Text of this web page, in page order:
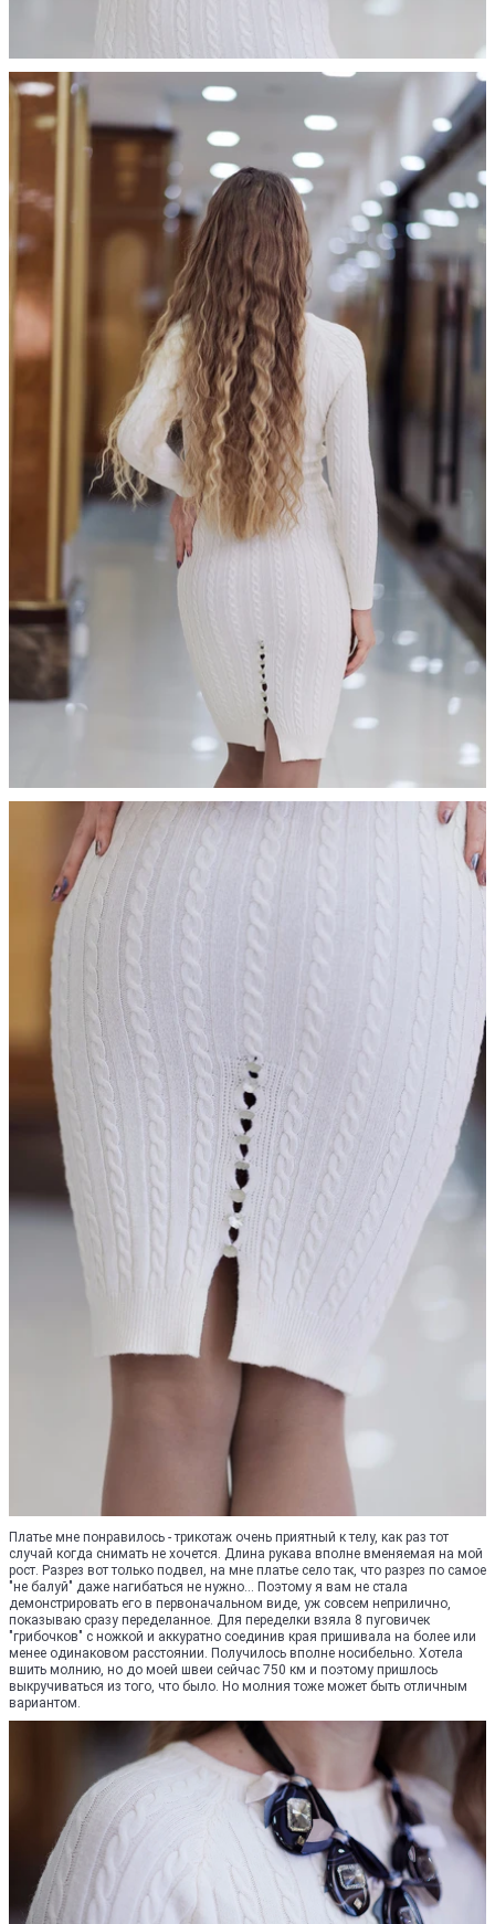
Платье мне понравилось - трикотаж очень приятный к телу, как раз тот
случай когда снимать не хочется. Длина рукава вполне вменяемая на мой
рост. Разрез вот только подвел, на мне платье село так, что разрез по самое
"не балуй" даже нагибаться не нужно... Поэтому я вам не стала
демонстрировать его в первоначальном виде, уж совсем неприлично,
показываю сразу переделанное. Для переделки взяла 8 пуговичек
"грибочков" с ножкой и аккуратно соединив края пришивала на более или
менее одинаковом расстоянии. Получилось вполне носибельно. Хотела
вшить молнию, но до моей швеи сейчас 750 км и поэтому пришлось
выкручиваться из того, что было. Но молния тоже может быть отличным
вариантом.